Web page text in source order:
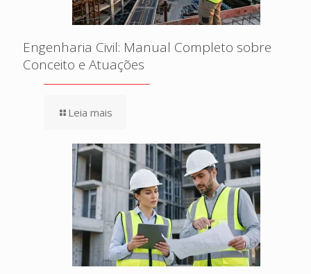
Engenharia Civil: Manual Completo sobre
Conceito e Atuações
Leia mais